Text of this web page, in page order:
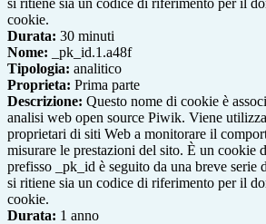
cookie.
Durata: 30 minuti
Nome: _pk_id.1.a48f
Tipologia: analitico
Proprieta: Prima parte
Descrizione: Questo nome di cookie è
analisi web open source Piwik. Viene
proprietari di siti Web a monitorare il
misurare le prestazioni del sito. È un cookie
prefisso _pk_id è seguito da una breve serie
si ritiene sia un codice di riferimento per il
cookie.
Durata: 1 anno